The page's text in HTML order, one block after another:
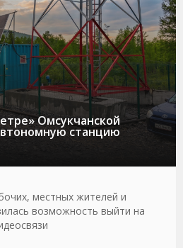
Омсукчанской
станцию
местных жителей и
возможность выйти на